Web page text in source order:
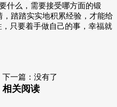
什么，需要接受哪方面的锻
踏踏实实地积累经验，才能给
只要着手做自己的事，幸福就
下一篇：没有了
相关阅读